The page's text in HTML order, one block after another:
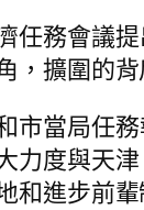
任務會議
，擴圍的
市當局任
力度與天
和進步前